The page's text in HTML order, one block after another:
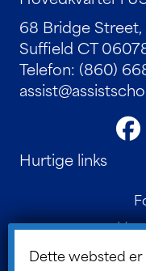
68 Bridge
Suffield CT
Telefon: (860)
Hurtige links
Dette websted er